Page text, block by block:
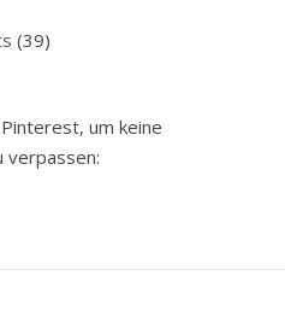
(39)
um keine
verpassen: